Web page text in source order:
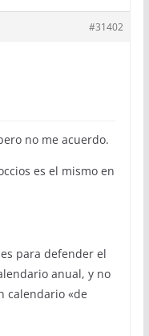
#31402
no me acuerdo.
es el mismo en
para defender el
anual, y no
calendario «de